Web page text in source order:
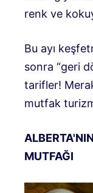
renk ve
Bu ayı
sonra “geri
tarifler!
mutfak
MUTFAĞI